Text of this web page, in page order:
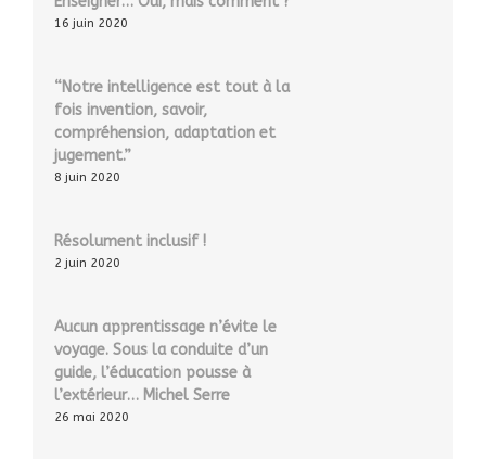
16 juin 2020
“Notre intelligence est tout à la
fois invention, savoir,
compréhension, adaptation et
jugement.”
8 juin 2020
Résolument inclusif !
2 juin 2020
Aucun apprentissage n’évite le
voyage. Sous la conduite d’un
guide, l’éducation pousse à
l’extérieur… Michel Serre
26 mai 2020